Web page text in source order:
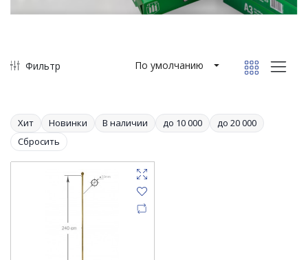
Фильтр По умолчанию
Хит Новинки В наличии до 10 000
до 20 000
Сбросить